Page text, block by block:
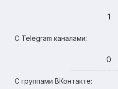
1
С Telegram каналами:
0
С группами ВКонтакте: